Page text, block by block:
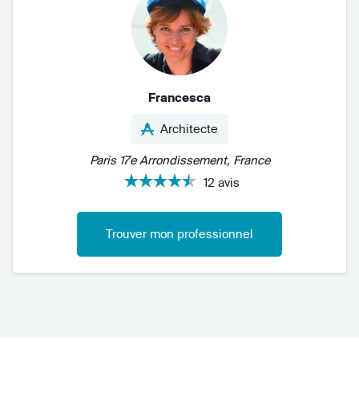
Francesca
Architecte
Paris 17e Arrondissement, France
12 avis
Trouver mon professionnel